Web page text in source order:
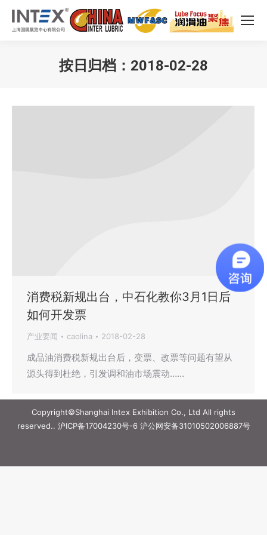
按日归档： 2018-02-28
消费税新规出台，中石化教你3月1日后
如何开发票
产业要闻 caolina 2018-02-28
成品油消费税新规出台后，变票、改票等问题有望从
源头得到杜绝，引发调和油市场震动……
Copyright©Shanghai Intex Exhibition Co., Ltd All rights
reserved.. 沪ICP备17004230号-6沪公网安备31010502006887号